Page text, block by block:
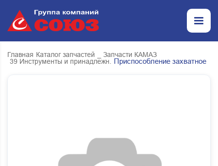
Главная Каталог запчастей
_ Запчасти КАМАЗ
39 Инструменты и принадлежн.
Приспособление захватное